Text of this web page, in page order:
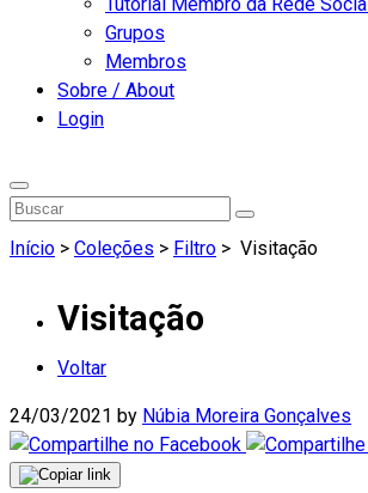
Tutorial Membro da Rede Social
Grupos
Membros
Sobre / About
Login
Início > Coleções > Filtro > Visitação
Visitação
Voltar
24/03/2021 by Núbia Moreira Gonçalves